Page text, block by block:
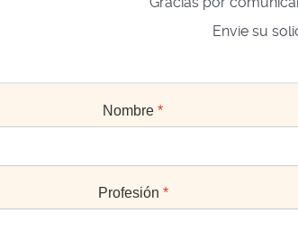
Envie su
Nombre*
Profesión *